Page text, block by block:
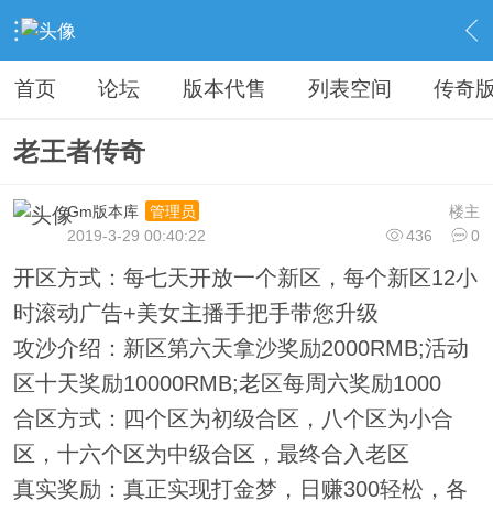
› 教程广告专区 › 广告专区 › 内容
首页 论坛 版本代售 列表空间 传奇
老王者传奇
楼主
Gm版本库
管理员
436
0
2019-3-29 00:40:22
开区方式：每七天开放一个新区，每个新区12小
时滚动广告+美女主播手把手带您升级
攻沙介绍：新区第六天拿沙奖励2000RMB;活动
区十天奖励10000RMB;老区每周六奖励1000
合区方式：四个区为初级合区，八个区为小合
区，十六个区为中级合区，最终合入老区
真实奖励：真正实现打金梦，日赚300轻松，各